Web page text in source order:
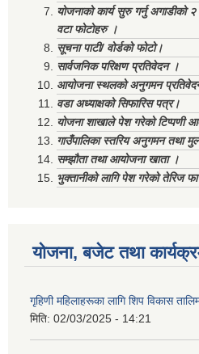
योजनाको कार्य सुरु गर्नु अगाडीको
वटा फोटोहरु ।
सूचना पाटी/ वोर्डको फोटो।
सार्वजनिक परिक्षण प्रतिवेदन ।
आयोजना स्थलको अनुगमन
वडा अध्याक्षको सिफारिस पत्र।
योजना शाखाले पेश गरेको टिप्पणी
गाउँपालिका स्तरिय अनुगमन तथा
सम्झौता तथा आयोजना खाता ।
भुक्तानीको लागि पेश गरेको तेरिज
योजना, बजेट तथा
गृहिणी महिलाहरूका लागि शिप विकास
मिति: 02/03/2025 - 14:21